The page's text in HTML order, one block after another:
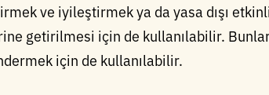
ve iyileştirmek ya da yasa dışı
getirilmesi için de kullanılabilir.
için de kullanılabilir.